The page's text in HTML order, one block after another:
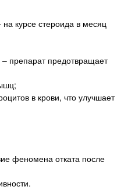
курсе стероида в месяц
– препарат предотвращает
в крови, что улучшает
феномена отката после